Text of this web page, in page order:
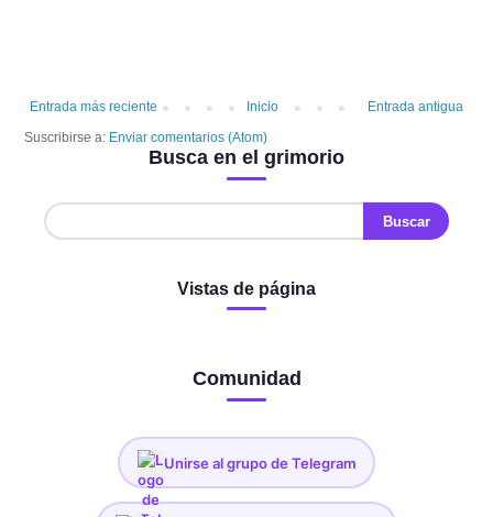
Entrada más reciente Entrada antigua
Inicio
Suscribirse a: Enviar comentarios (Atom)
Busca en el grimorio
Vistas de página
Comunidad
Unirse al grupo de Telegram